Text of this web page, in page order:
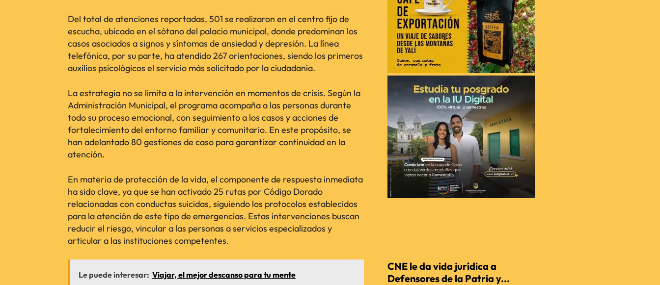
Del total de atenciones reportadas, 501 se realizaron en el centro fijo de
escucha, ubicado en el sótano del palacio municipal, donde predominan los
casos asociados a signos y síntomas de ansiedad y depresión. La línea
telefónica, por su parte, ha atendido 267 orientaciones, siendo los primeros
auxilios psicológicos el servicio más solicitado por la ciudadanía.
La estrategia no se limita a la intervención en momentos de crisis. Según la
Administración Municipal, el programa acompaña a las personas durante
todo su proceso emocional, con seguimiento a los casos y acciones de
fortalecimiento del entorno familiar y comunitario. En este propósito, se
han adelantado 80 gestiones de caso para garantizar continuidad en la
atención.
En materia de protección de la vida, el componente de respuesta inmediata
ha sido clave, ya que se han activado 25 rutas por Código Dorado
relacionadas con conductas suicidas, siguiendo los protocolos establecidos
para la atención de este tipo de emergencias. Estas intervenciones buscan
reducir el riesgo, vincular a las personas a servicios especializados y
articular a las instituciones competentes.
Le puede interesar: Viajar, el mejor descanso para tu mente
CNE le da vida jurídica a
Defensores de la Patria y...